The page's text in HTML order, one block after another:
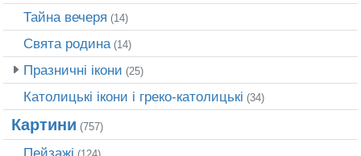
Тайна вечеря (14)
Свята родина (14)
Празничні ікони (25)
Католицькі ікони і греко-католицькі (34)
Картини (757)
Пейзажі